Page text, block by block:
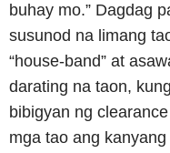
buhay mo.” Dagdag
susunod na limang
“house-band” at
darating na taon,
bibigyan ng
mga tao ang